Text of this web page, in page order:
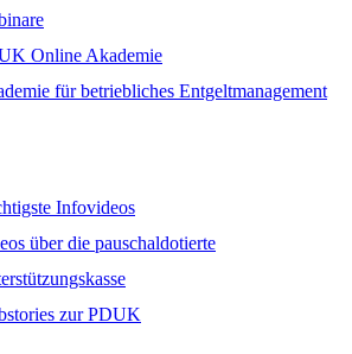
Online Akademie
für betriebliches Entgeltmanagement
Infovideos
über die pauschaldotierte
zur PDUK